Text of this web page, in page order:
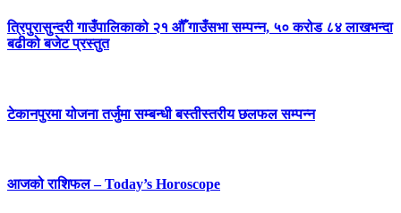
त्रिपुरासुन्दरी गाउँपालिकाको २१ औँ गाउँसभा सम्पन्न, ५० करोड ८४ लाखभन्दा
बढीको बजेट प्रस्तुत
टेकानपुरमा योजना तर्जुमा सम्बन्धी बस्तीस्तरीय छलफल सम्पन्न
आजको राशिफल – Today’s Horoscope